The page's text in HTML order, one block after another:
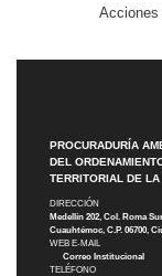
Acciones
PROCURADURÍA
DEL
TERRITORIAL DE LA
DIRECCIÓN
Medellín 202, Col. Roma
Cuauhtémoc, C.P. 06700,
WEB E-MAIL
Correo Institucional
TELÉFONO